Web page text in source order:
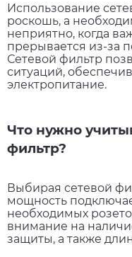
Использование
роскошь, а
неприятно, когда
прерывается из-за
Сетевой фильтр
ситуаций,
электропитание.
Что нужно
фильтр?
Выбирая сетевой
мощность
необходимых
внимание на
защиты, а также